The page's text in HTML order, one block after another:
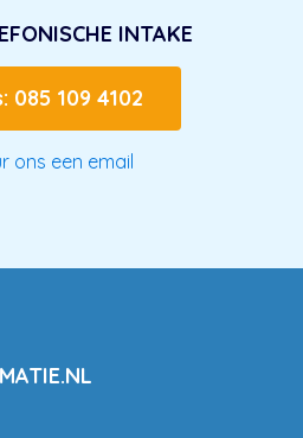
INTAKE
085 109 4102
ons een email